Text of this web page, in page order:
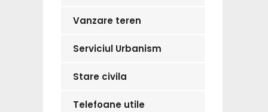
Vanzare teren
Serviciul Urbanism
Stare civila
Telefoane utile